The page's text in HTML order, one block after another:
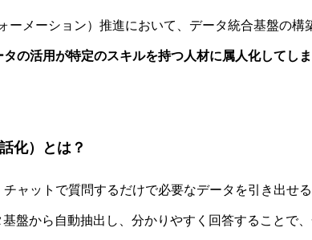
ーメーション）推進において、データ統合基盤の構
タの活用が特定のスキルを持つ人材に属人化してしま
化）とは？
ャットで質問するだけで必要なデータを引き出せる
盤から自動抽出し、分かりやすく回答することで